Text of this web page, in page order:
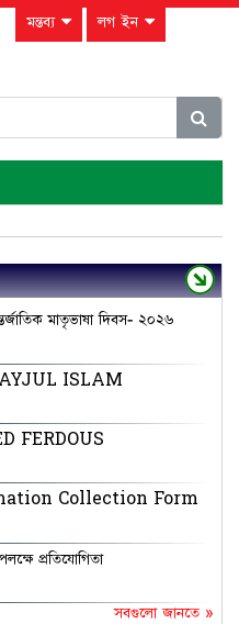
মন্তব্য লগ ইন
মাতৃভাষা দিবস- ২০২৬
ISLAM
FERDOUS
Collection Form
প্রতিযোগিতা
সবগুলো জানতে »